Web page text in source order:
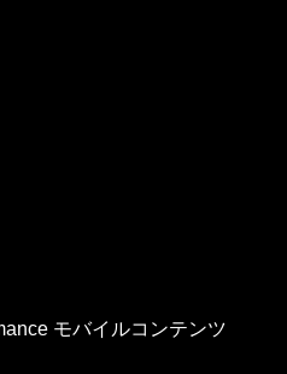
モバイルコンテンツ